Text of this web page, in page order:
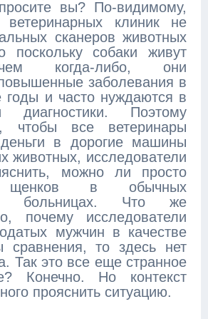
вы? По-видимому,
ветеринарных клиник не
сканеров животных
поскольку собаки живут
когда-либо, они
заболевания в
годы и часто нуждаются в
диагностики. Поэтому
чтобы все ветеринары
в дорогие машины
животных, исследователи
можно ли просто
щенков в обычных
больницах. Что же
почему исследователи
мужчин в качестве
сравнения, то здесь нет
Так это все еще странное
Конечно. Но контекст
прояснить ситуацию.